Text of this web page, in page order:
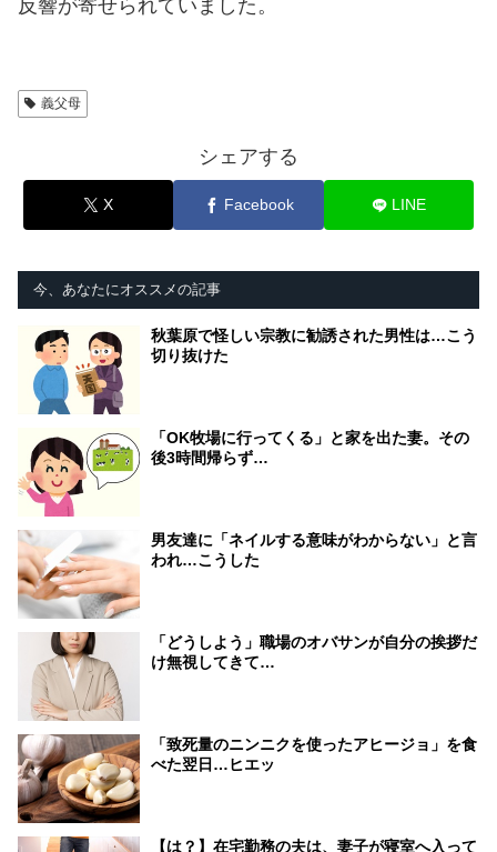
反響が寄せられていました。
義父母
シェアする
X Facebook LINE
今、あなたにオススメの記事
秋葉原で怪しい宗教に勧誘された男性は…こう
切り抜けた
「OK牧場に行ってくる」と家を出た妻。その
後3時間帰らず…
男友達に「ネイルする意味がわからない」と言
われ…こうした
「どうしよう」職場のオバサンが自分の挨拶だ
け無視してきて…
「致死量のニンニクを使ったアヒージョ」を食
べた翌日…ヒエッ
【は？】在宅勤務の夫は、妻子が寝室へ入って